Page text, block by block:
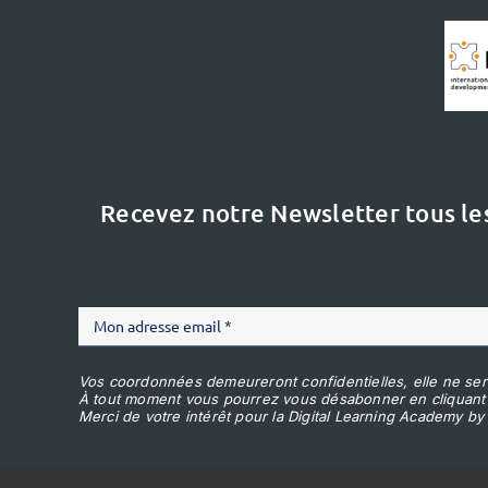
Recevez notre Newsletter tous
Vos coordonnées demeureront confidentielles, elle ne
À tout moment vous pourrez vous désabonner en
Merci de votre intérêt pour la Digital Learning Academy by